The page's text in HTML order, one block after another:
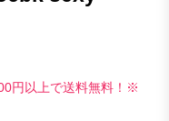
円以上で送料無料！※